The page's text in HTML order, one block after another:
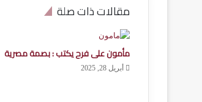
مقالات ذات صلة
مأمون على فرح يكتب : بصمة مصرية
أبريل 28, 2025